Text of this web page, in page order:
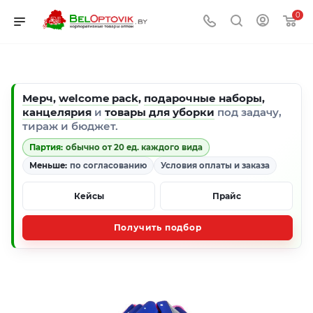
0
Мерч, welcome pack, подарочные наборы,
канцелярия и товары для уборки под задачу,
тираж и бюджет.
Партия: обычно от 20 ед. каждого вида
Меньше: по согласованию Условия оплаты и заказа
Кейсы Прайс
Получить подбор